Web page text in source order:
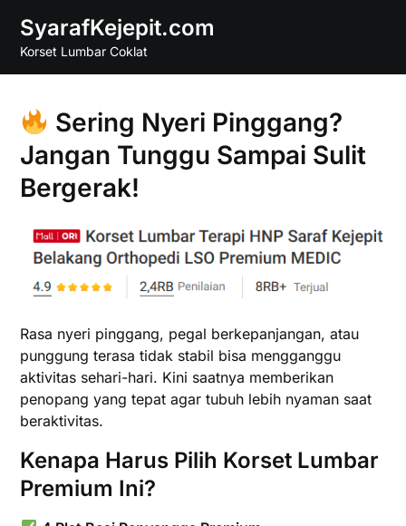
content
SyarafKejepit.com
Korset Lumbar Coklat
Sering Nyeri Pinggang?
Jangan Tunggu Sampai Sulit
Bergerak!
Rasa nyeri pinggang, pegal berkepanjangan, atau
punggung terasa tidak stabil bisa mengganggu
aktivitas sehari-hari. Kini saatnya memberikan
penopang yang tepat agar tubuh lebih nyaman saat
beraktivitas.
Kenapa Harus Pilih Korset Lumbar
Premium Ini?